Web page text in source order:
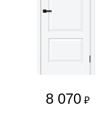
8 070 ₽